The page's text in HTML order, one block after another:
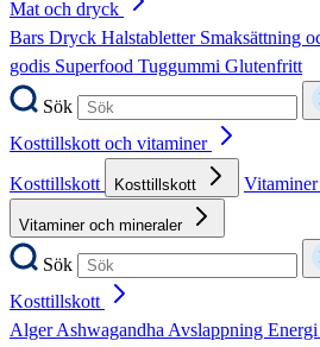
Mat och dryck
Bars Dryck Halstabletter Smaksättning
godis Superfood Tuggummi Glutenfritt
Sök
Kosttillskott och vitaminer
Kosttillskott
Kosttillskott
Vitaminer och mineraler
Sök
Kosttillskott
AlgerAshwagandhaAvslappning Energi